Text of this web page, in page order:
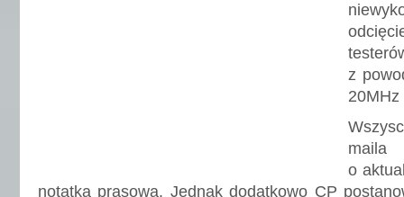
z
20MHz
o
notatka prasowa. Jednak dodatkowo CP